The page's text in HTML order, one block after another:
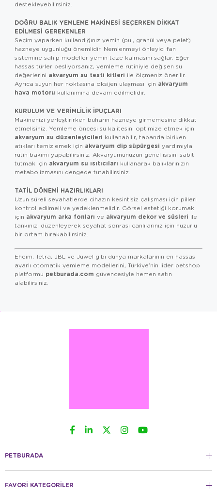
destekleyebilirsiniz.
DOĞRU BALIK YEMLEME MAKINESI SEÇERKEN DIKKAT
EDILMESI GEREKENLER
Seçim yaparken kullandığınız yemin (pul, granül veya pelet)
hazneye uygunluğu önemlidir. Nemlenmeyi önleyici fan
sistemine sahip modeller yemin taze kalmasını sağlar. Eğer
hassas türler besliyorsanız, yemleme rutiniyle değişen su
değerlerini akvaryum su testi kitleri ile ölçmeniz önerilir.
Ayrıca suyun her noktasına oksijen ulaşması için akvaryum
hava motoru kullanımına devam edilmelidir.
KURULUM VE VERIMLILIK İPUÇLARI
Makinenizi yerleştirirken buharın hazneye girmemesine dikkat
etmelisiniz. Yemleme öncesi su kalitesini optimize etmek için
akvaryum su düzenleyicileri kullanabilir, tabanda biriken
atıkları temizlemek için akvaryum dip süpürgesi yardımıyla
rutin bakımı yapabilirsiniz. Akvaryumunuzun genel ısısını sabit
tutmak için akvaryum su ısıtıcıları kullanarak balıklarınızın
metabolizmasını dengede tutabilirsiniz.
TATIL DÖNEMI HAZIRLIKLARI
Uzun süreli seyahatlerde cihazın kesintisiz çalışması için pilleri
kontrol edilmeli ve yedeklenmelidir. Görsel estetiği korumak
için akvaryum arka fonları ve akvaryum dekor ve süsleri ile
tankınızı düzenleyerek seyahat sonrası canlılarınız için huzurlu
bir ortam bırakabilirsiniz.
Eheim, Tetra, JBL ve Juwel gibi dünya markalarının en hassas
ayarlı otomatik yemleme modellerini, Türkiye’nin lider petshop
platformu petburada.com güvencesiyle hemen satın
alabilirsiniz.
PETBURADA
FAVORİ KATEGORİLER